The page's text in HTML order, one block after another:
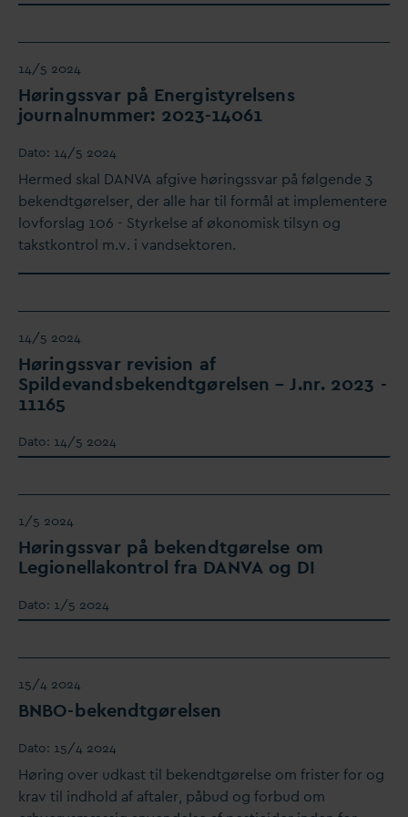
14/5 2024
Høringssvar på Energistyrelsens
journalnummer: 2023-14061
Dato: 14/5 2024
Hermed skal DANVA afgive høringssvar på følgende 3
bekendtgørelser, der alle har til formål at implementere
lovforslag 106 - Styrkelse af økonomisk tilsyn og
takstkontrol m.v. i vandsektoren.
14/5 2024
Høringssvar revision af
Spildevandsbekendtgørelsen – J.nr. 2023 -
11165
Dato: 14/5 2024
1/5 2024
Høringssvar på bekendtgørelse om
Legionellakontrol fra DANVA og DI
Dato: 1/5 2024
15/4 2024
BNBO-bekendtgørelsen
Dato: 15/4 2024
Høring over udkast til bekendtgørelse om frister for og
krav til indhold af aftaler, påbud og forbud om